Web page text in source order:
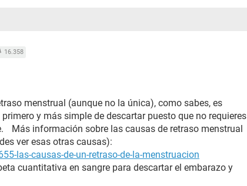
16.358
menstrual (aunque no la única), como sabes, es
y más simple de descartar puesto que no requieres
Más información sobre las causas de retraso menstrual
ver esas otras causas):
las-causas-de-un-retraso-de-la-menstruacion
cuantitativa en sangre para descartar el embarazo y